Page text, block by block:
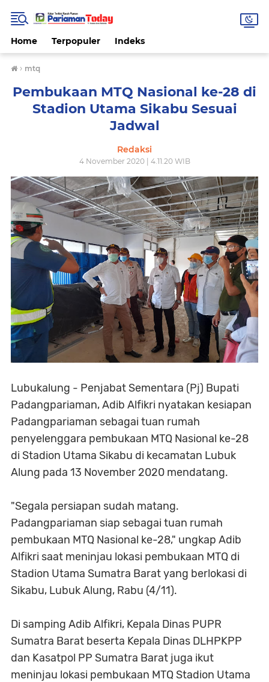
Home Terpopuler Indeks
› mtq
Pembukaan MTQ Nasional ke-28 di
Stadion Utama Sikabu Sesuai
Jadwal
Redaksi
4 November 2020 | 4.11.20 WIB
Lubukalung - Penjabat Sementara (Pj) Bupati
Padangpariaman, Adib Alfikri nyatakan kesiapan
Padangpariaman sebagai tuan rumah
penyelenggara pembukaan MTQ Nasional ke-28
di Stadion Utama Sikabu di kecamatan Lubuk
Alung pada 13 November 2020 mendatang.
"Segala persiapan sudah matang.
Padangpariaman siap sebagai tuan rumah
pembukaan MTQ Nasional ke-28," ungkap Adib
Alfikri saat meninjau lokasi pembukaan MTQ di
Stadion Utama Sumatra Barat yang berlokasi di
Sikabu, Lubuk Alung, Rabu (4/11).
Di samping Adib Alfikri, Kepala Dinas PUPR
Sumatra Barat beserta Kepala Dinas DLHPKPP
dan Kasatpol PP Sumatra Barat juga ikut
meninjau lokasi pembukaan MTQ Stadion Utama